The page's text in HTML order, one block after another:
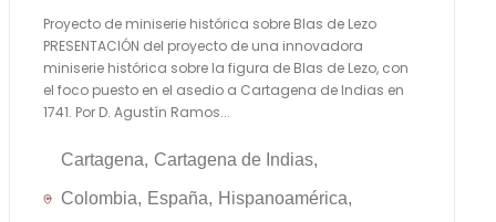
Proyecto de miniserie histórica sobre Blas de Lezo
PRESENTACIÓN del proyecto de una innovadora
miniserie histórica sobre la figura de Blas de Lezo, con
el foco puesto en el asedio a Cartagena de Indias en
1741. Por D. Agustín Ramos...
Cartagena Cartagena de Indias
Colombia España Hispanoamérica